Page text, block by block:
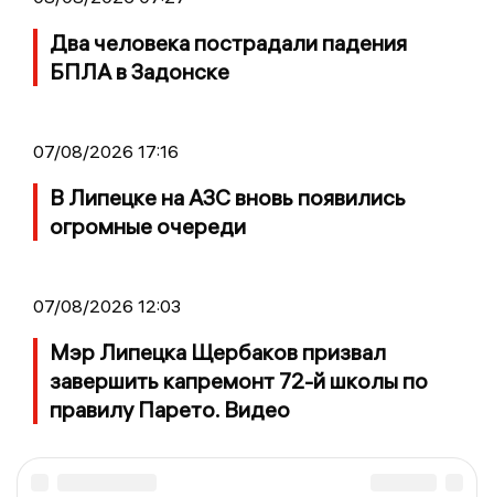
Два человека пострадали падения
БПЛА в Задонске
07/08/2026 17:16
В Липецке на АЗС вновь появились
огромные очереди
07/08/2026 12:03
Мэр Липецка Щербаков призвал
завершить капремонт 72-й школы по
правилу Парето. Видео